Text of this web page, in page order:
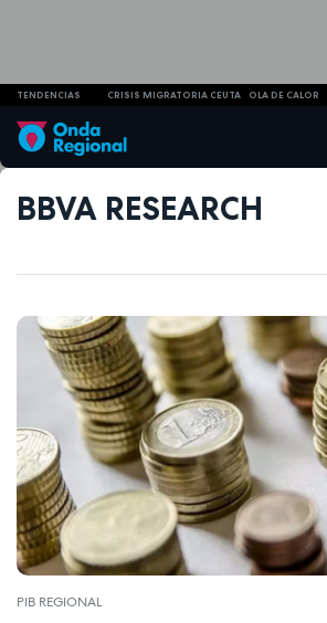
TENDENCIAS CRISIS MIGRATORIA CEUTA OLA DE CALOR
BBVA RESEARCH
PIB REGIONAL